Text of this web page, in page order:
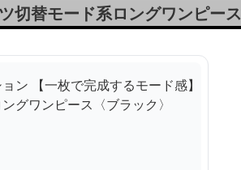
切替モード系ロングワンピース